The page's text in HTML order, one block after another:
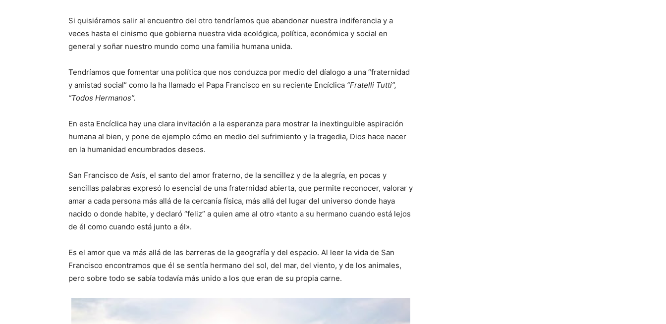
Si quisiéramos salir al encuentro del otro tendríamos que abandonar nuestra indiferencia y a
veces hasta el cinismo que gobierna nuestra vida ecológica, política, económica y social en
general y soñar nuestro mundo como una familia humana unida.
Tendríamos que fomentar una política que nos conduzca por medio del díalogo a una “fraternidad
y amistad social” como la ha llamado el Papa Francisco en su reciente Encíclica “Fratelli Tutti”,
“Todos Hermanos”.
En esta Encíclica hay una clara invitación a la esperanza para mostrar la inextinguible aspiración
humana al bien, y pone de ejemplo cómo en medio del sufrimiento y la tragedia, Dios hace nacer
en la humanidad encumbrados deseos.
San Francisco de Asís, el santo del amor fraterno, de la sencillez y de la alegría, en pocas y
sencillas palabras expresó lo esencial de una fraternidad abierta, que permite reconocer, valorar y
amar a cada persona más allá de la cercanía física, más allá del lugar del universo donde haya
nacido o donde habite, y declaró “feliz” a quien ame al otro «tanto a su hermano cuando está lejos
de él como cuando está junto a él».
Es el amor que va más allá de las barreras de la geografía y del espacio. Al leer la vida de San
Francisco encontramos que él se sentía hermano del sol, del mar, del viento, y de los animales,
pero sobre todo se sabía todavía más unido a los que eran de su propia carne.